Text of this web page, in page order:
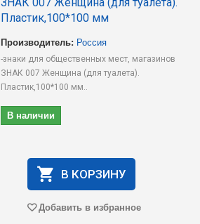
Пластик,100*100 мм
Производитель: Россия
-знаки для общественных мест, магазинов
ЗНАК 007 Женщина (для туалета).
Пластик,100*100 мм..
В наличии
В КОРЗИНУ
Добавить в избранное